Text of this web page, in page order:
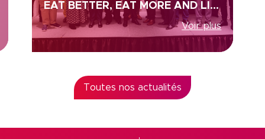
EAT BETTER, EAT MORE AND LIVE BETTER HEALTH, COLEAD AND ACP (AFRICA, CARIBBEAN AND PACIFIC)
Voir plus
Toutes nos actualités
de confidentialité, en garantissant la conformité avec